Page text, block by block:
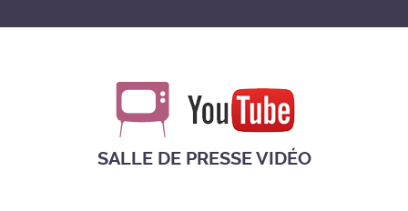
SALLE DE PRESSE VIDÉO